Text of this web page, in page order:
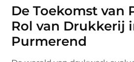
De Toekomst van
Rol van Drukkerij
Purmerend